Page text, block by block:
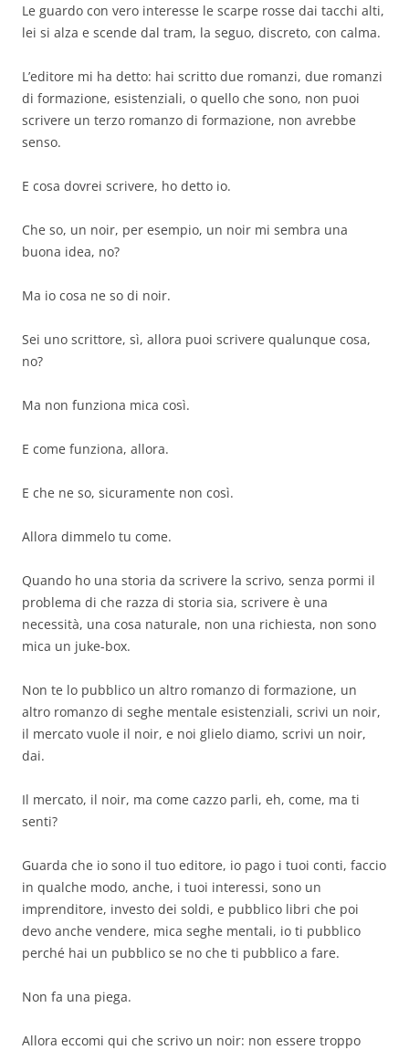
Le guardo con vero interesse le scarpe rosse dai tacchi alti,
lei si alza e scende dal tram, la seguo, discreto, con calma.
L’editore mi ha detto: hai scritto due romanzi, due romanzi
di formazione, esistenziali, o quello che sono, non puoi
scrivere un terzo romanzo di formazione, non avrebbe
senso.
E cosa dovrei scrivere, ho detto io.
Che so, un noir, per esempio, un noir mi sembra una
buona idea, no?
Ma io cosa ne so di noir.
Sei uno scrittore, sì, allora puoi scrivere qualunque cosa,
no?
Ma non funziona mica così.
E come funziona, allora.
E che ne so, sicuramente non così.
Allora dimmelo tu come.
Quando ho una storia da scrivere la scrivo, senza pormi il
problema di che razza di storia sia, scrivere è una
necessità, una cosa naturale, non una richiesta, non sono
mica un juke-box.
Non te lo pubblico un altro romanzo di formazione, un
altro romanzo di seghe mentale esistenziali, scrivi un noir,
il mercato vuole il noir, e noi glielo diamo, scrivi un noir,
dai.
Il mercato, il noir, ma come cazzo parli, eh, come, ma ti
senti?
Guarda che io sono il tuo editore, io pago i tuoi conti, faccio
in qualche modo, anche, i tuoi interessi, sono un
imprenditore, investo dei soldi, e pubblico libri che poi
devo anche vendere, mica seghe mentali, io ti pubblico
perché hai un pubblico se no che ti pubblico a fare.
Non fa una piega.
Allora eccomi qui che scrivo un noir: non essere troppo